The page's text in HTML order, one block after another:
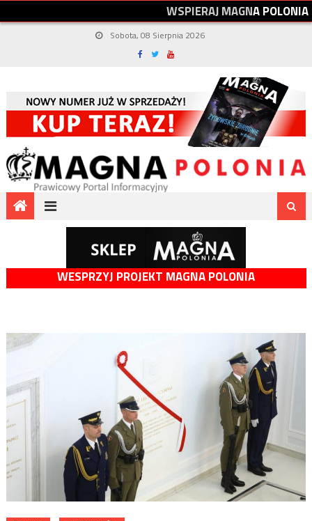
WSPIERAJMAGNAPOLONIA
Sobota, 08 Sierpnia 2026
WESPRZYJ PROJEKT MAGNA POLONIA